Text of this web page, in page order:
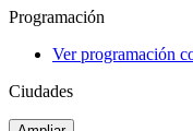
Programación
Ver programación
Ciudades